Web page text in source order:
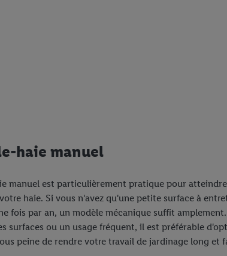
haie manuel
manuel est particulièrement pratique pour
votre haie. Si vous n'avez qu'une petite surface à
fois par an, un modèle mécanique suffit
surfaces ou un usage fréquent, il est préférable
peine de rendre votre travail de jardinage long et